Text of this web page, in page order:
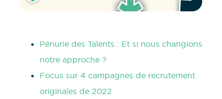
Pénurie des Talents : Et si nous changions
notre approche ?
Focus sur 4 campagnes de recrutement
originales de 2022